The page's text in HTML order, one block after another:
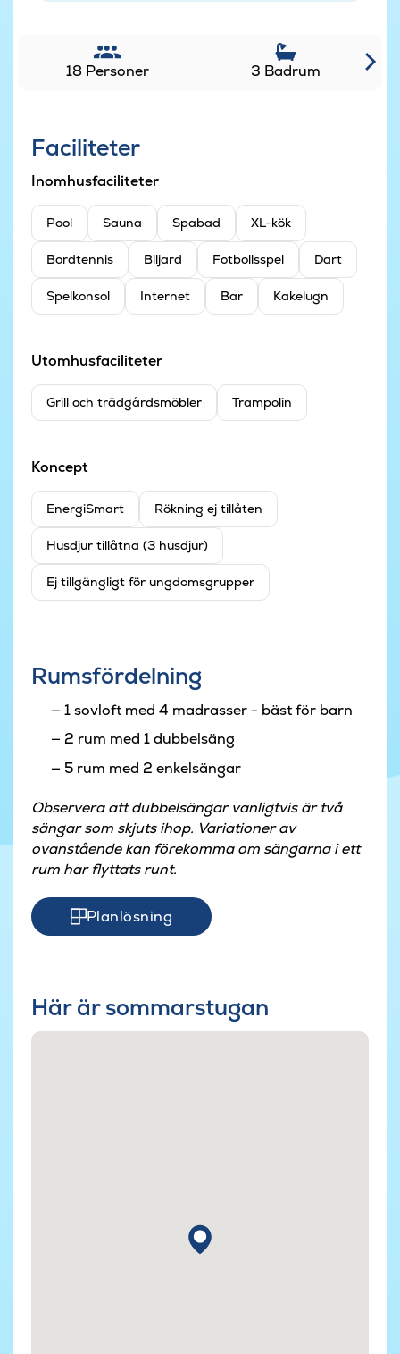
18 Personer 3 Badrum
Faciliteter
Inomhusfaciliteter
Pool Sauna Spabad XL-kök
Bordtennis Biljard Fotbollsspel Dart
Spelkonsol Internet Bar Kakelugn
Utomhusfaciliteter
Grill och trädgårdsmöbler Trampolin
Koncept
EnergiSmart Rökning ej tillåten
Husdjur tillåtna (3 husdjur)
Ej tillgängligt för ungdomsgrupper
Rumsfördelning
1 sovloft med 4 madrasser - bäst för barn
2 rum med 1 dubbelsäng
5 rum med 2 enkelsängar
Observera att dubbelsängar vanligtvis är två
sängar som skjuts ihop. Variationer av
ovanstående kan förekomma om sängarna i ett
rum har flyttats runt.
Planlösning
Här är sommarstugan